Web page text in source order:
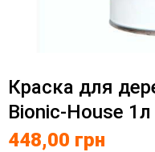
Краска для
Bionic-House
448,00 грн